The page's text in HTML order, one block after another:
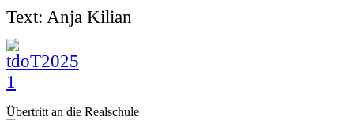
Text: Anja Kilian
Übertritt an die Realschule